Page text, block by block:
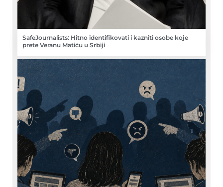
SafeJournalists: Hitno identifikovati i kazniti osobe koje
prete Veranu Matiću u Srbiji